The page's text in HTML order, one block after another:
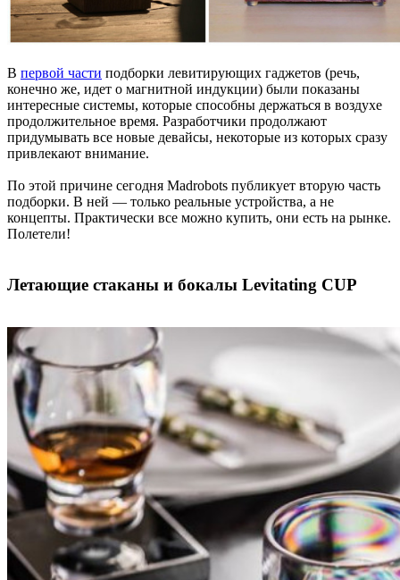
В первой части подборки левитирующих гаджетов (речь,
конечно же, идет о магнитной индукции) были показаны
интересные системы, которые способны держаться в воздухе
продолжительное время. Разработчики продолжают
придумывать все новые девайсы, некоторые из которых сразу
привлекают внимание.
По этой причине сегодня Madrobots публикует вторую часть
подборки. В ней — только реальные устройства, а не
концепты. Практически все можно купить, они есть на рынке.
Полетели!
Летающие стаканы и бокалы Levitating CUP